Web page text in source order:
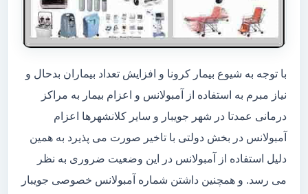
با توجه به شیوع بیمار کرونا و افزایش تعداد بیماران بدحال و
نیاز مبرم به استفاده از آمبولانس و اعزام بیمار به مراکز
درمانی عمدتا در شهر جویبار و سایر کلانشهرها اعزام
آمبولانس در بخش دولتی با تاخیر صورت می پذیرد به همین
دلیل استفاده از آمبولانس در این وضعیت ضروری به نظر
می رسد. و همچنین داشتن شماره آمبولانس خصوصی جویبار